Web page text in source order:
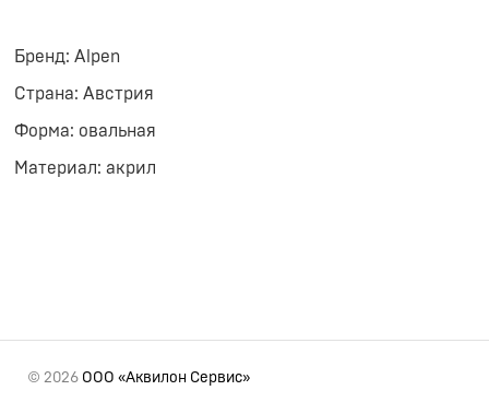
Бренд: Alpen
Страна: Австрия
Форма: овальная
Материал: акрил
© 2026 ООО «Аквилон Сервис»